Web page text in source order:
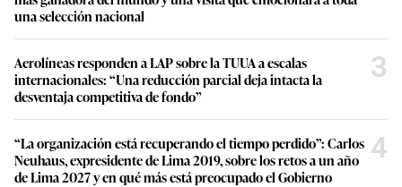
una selección nacional
Aerolíneas responden a LAP sobre la TUUA a escalas
internacionales: “Una reducción parcial deja intacta la
desventaja competitiva de fondo”
3
“La organización está recuperando el tiempo perdido”: Carlos
Neuhaus, expresidente de Lima 2019, sobre los retos a un año
de Lima 2027 y en qué más está preocupado el Gobierno
4